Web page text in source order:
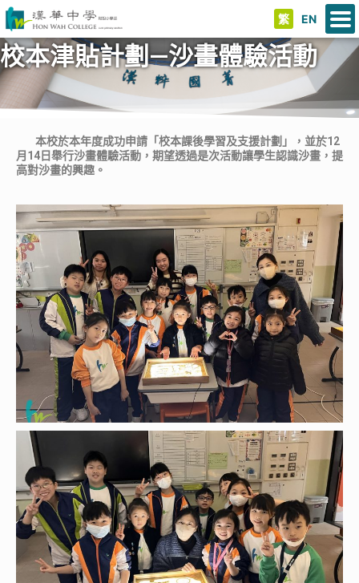
繁 EN
校本津貼計劃—沙畫體驗活動
本校於本年度成功申請「校本課後學習及支援計劃」，並於12
月14日舉行沙畫體驗活動，期望透過是次活動讓學生認識沙畫，提
高對沙畫的興趣。